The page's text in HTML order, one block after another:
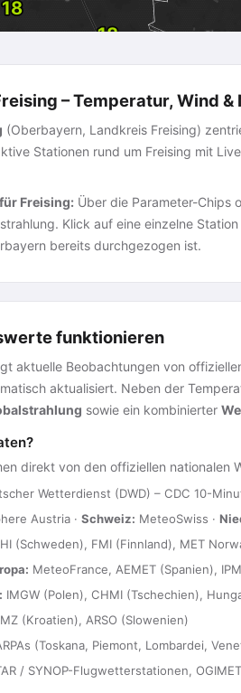
– Temperatur, Wind &
(Oberbayern, Landkreis Freising)
Stationen rund um Freising mit
Freising: Über die Parameter-Chips
Klick auf eine einzelne
bereits durchgezogen ist.
funktionieren
aktuelle Beobachtungen von
aktualisiert. Neben der
sowie ein kombinierter
direkt von den offiziellen nationalen
Wetterdienst (DWD) – CDC 10-
Austria · Schweiz: MeteoSwiss ·
(Schweden), FMI (Finnland), MET
MeteoFrance, AEMET (Spanien),
IMGW (Polen), CHMI (Tschechien),
(Kroatien), ARSO (Slowenien)
(Toskana, Piemont, Lombardei,
/ SYNOP-Flugwetterstationen,